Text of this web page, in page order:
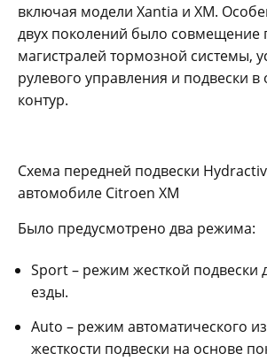
включая модели Xantia и XM.
двух поколений было совмещение
магистралей тормозной системы,
рулевого управления и подвески
контур.
Схема передней подвески
автомобиле Citroen XM
Было предусмотрено два режима:
Sport – режим жесткой подвески
езды.
Auto – режим автоматического
жесткости подвески на основе